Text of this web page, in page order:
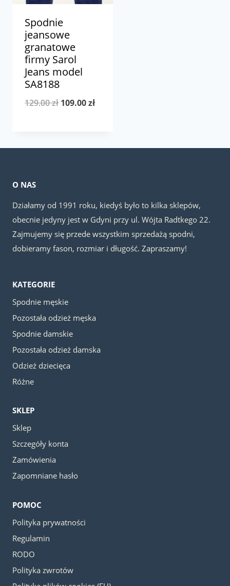
Spodnie
jeansowe
granatowe
firmy Sarol
Jeans model
SA8188
129.00zł Pierwotna
129.00 zł.
109.00złAktualna
109.00 zł.
O NAS
Działamy od 1991 roku, kiedyś było to kilka sklepów,
obecnie jedyny jest w Gdyni przy ul. Wójta Radtkego 22.
Zajmujemy się przede wszystkim sprzedażą spodni,
dobieramy fason, rozmiar i długość. Zapraszamy!
KATEGORIE
Spodnie męskie
Pozostała odzież męska
Spodnie damskie
Pozostała odzież damska
Odzież dziecięca
Różne
SKLEP
Sklep
Szczegóły konta
Zamówienia
Zapomniane hasło
POMOC
Polityka prywatności
Regulamin
RODO
Polityka zwrotów